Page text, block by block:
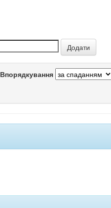
Впорядкування